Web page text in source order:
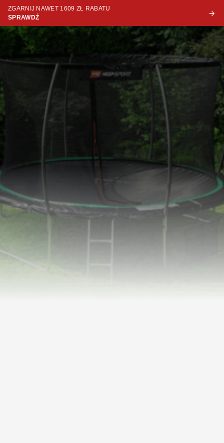
ZGARNIJ NAWET 1609 ZŁ RABATU
SPRAWDŹ